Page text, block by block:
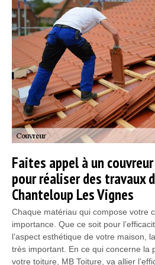
Faites appel à un
pour réaliser des travaux
Chanteloup Les Vignes
Chaque matériau qui compose votre
importance. Que ce soit pour
l’aspect esthétique de votre maison,
très important. En ce qui concerne la
votre toiture, MB Toiture, va allier